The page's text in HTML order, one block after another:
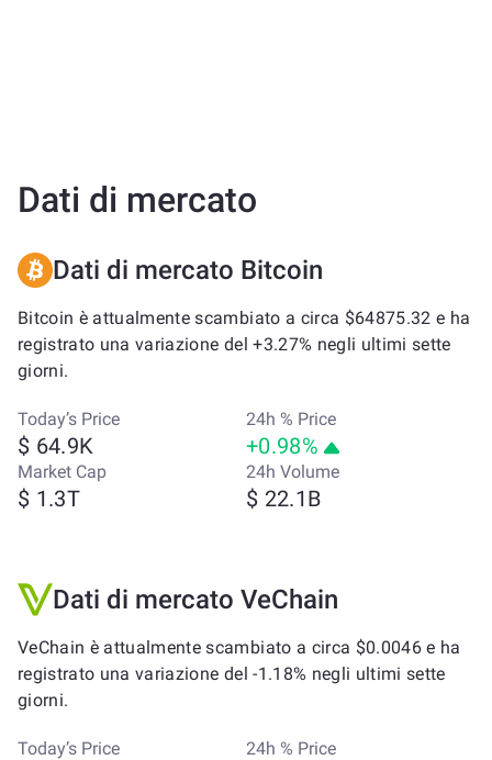
Dati di mercato
Dati di mercato Bitcoin
Bitcoin è attualmente scambiato a circa $64875.32 e ha
registrato una variazione del +3.27% negli ultimi sette
giorni.
Today’s Price
$ 64.9K
24h % Price
+0.98%
Market Cap
$ 1.3T
24h Volume
$ 22.1B
Dati di mercato VeChain
VeChain è attualmente scambiato a circa $0.0046 e ha
registrato una variazione del -1.18% negli ultimi sette
giorni.
Today’s Price 24h % Price